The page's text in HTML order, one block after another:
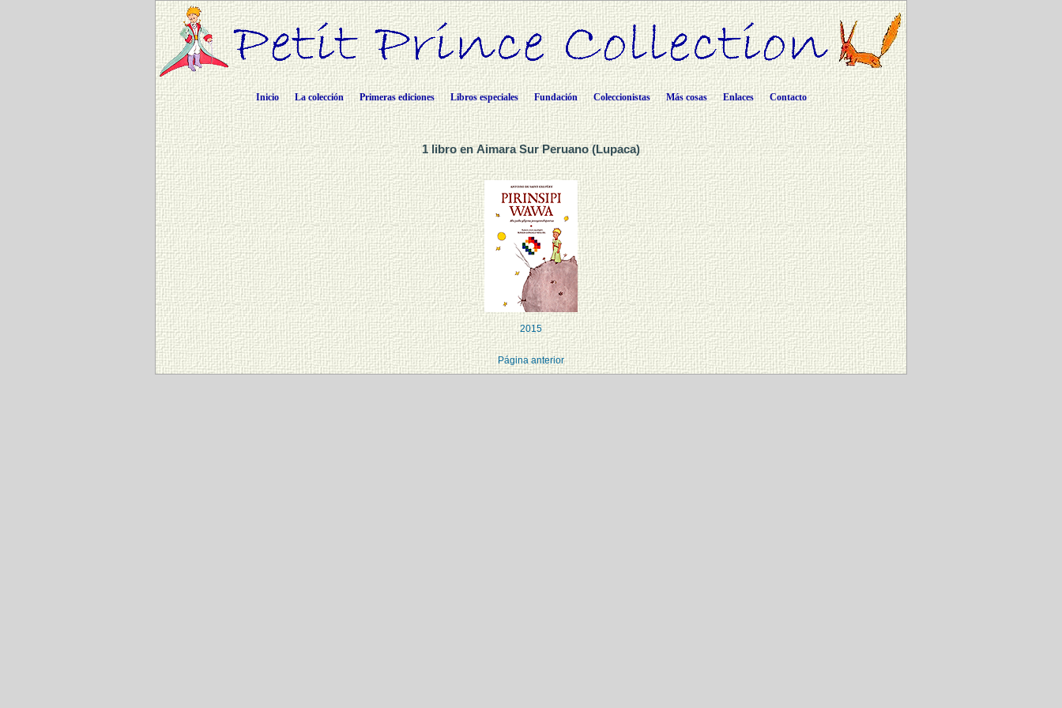
Inicio La colección Primeras ediciones Libros especiales Fundación Coleccionistas Más cosas Enlaces Contacto
1 libro en Aimara Sur Peruano (Lupaca)
2015
Página anterior